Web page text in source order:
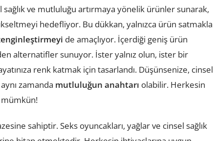
sağlık ve mutluluğu artırmaya yönelik ürünler sunarak,
hedefliyor. Bu dükkan, yalnızca ürün satmakla
de amaçlıyor. İçerdiği geniş ürün
alternatifler sunuyor. İster yalnız olun, ister bir
renk katmak için tasarlandı. Düşünsenize, cinsel
zamanda mutluluğun anahtarı olabilir. Herkesin
mümkün!
sahiptir. Seks oyuncakları, yağlar ve cinsel sağlık